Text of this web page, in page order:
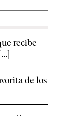
recibe
de los